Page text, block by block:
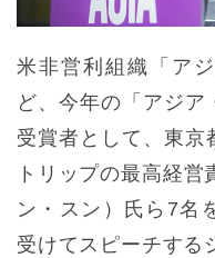
米非営利組織「ア
ど、今年の「アジア
受賞者として、東京
トリップの最高経
ン・スン）氏ら7名
受けてスピーチする